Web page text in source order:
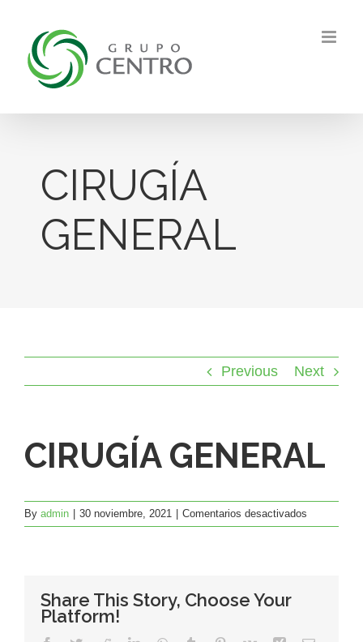
content
CIRUGÍA
GENERAL
Previous Next
CIRUGÍA GENERAL
By admin 30 noviembre, 2021 Comentarios desactivados
CIRUGÍA
Share This Story, Choose Your
Platform!